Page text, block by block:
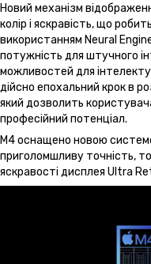
Новий механізм
колір і яскравість, що
використанням Neural
потужність для штучного
можливостей для
дійсно епохальний крок в
який дозволить
професійний потенціал.
M4 оснащено новою
приголомшливу точність,
яскравості дисплея Ultra